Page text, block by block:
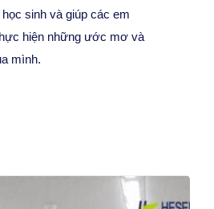
sinh và giúp các em
hiện những ước mơ và
mình.